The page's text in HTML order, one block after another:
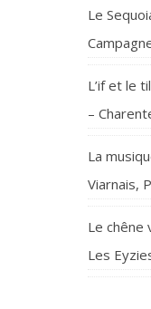
Le
L’if et le
–
La
Viarnais,
Le chêne
Les